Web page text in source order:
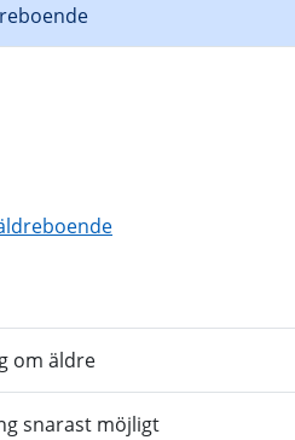
om äldre
snarast möjligt